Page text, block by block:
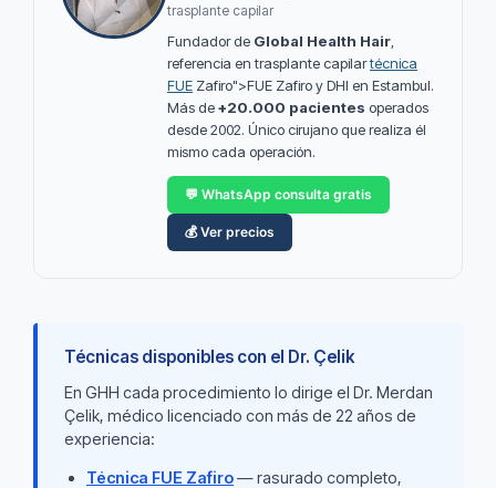
trasplante capilar
Fundador de Global Health Hair
referencia en trasplante capilartécnica
FUE Zafiro">FUE Zafiro y DHI en Estambul.
Más de+20.000 pacientes operados
desde 2002. Único cirujano que realiza él
mismo cada operación.
💬 WhatsApp consulta gratis
💰 Ver precios
Técnicas disponibles con el Dr. Çelik
En GHH cada procedimiento lo dirige el Dr. Merdan
Çelik, médico licenciado con más de 22 años de
experiencia:
Técnica FUE Zafiro— rasurado completo,